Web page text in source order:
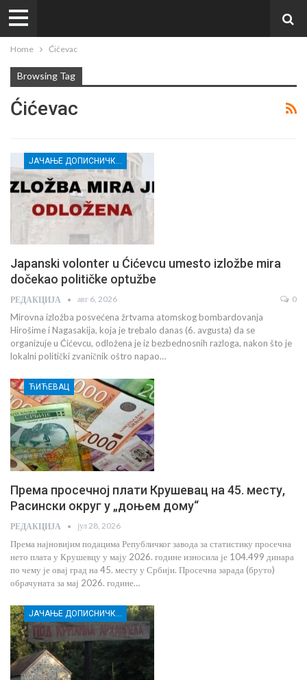
Home Ćićevac
Browsing Tag
Ćićevac
ЈАЧАЊЕ ДОПИСНИЧКЕ МРЕЖЕ НЕЗАВИСНИХ МЕДИЈА У РАСИНСКОМ ОКРУГУ
Japanski volonter u Ćićevcu umesto izložbe mira
dočekao političke optužbe
РЕДАКЦИЈА авг 6, 2026 0
Mirovna izložba posvećena žrtvama atomskog bombardovanja
Hirošime i Nagasakija, koja je trebalo danas (6. avgusta) da se
organizuje u Ćićevcu, odložena je iz bezbednosnih razloga, nakon što je
lokalni politički zvaničnik oštro napao…
ЋИЋЕВАЦ
Према просечној плати Крушевац на 45. месту,
Расински округ у „доњем дому“
РЕДАКЦИЈА јул 28, 2026
Према најновијим подацима Републичког завода за статистику просечна
нето плата у Крушевцу у мају 2026. године износила је 104.499 динара
по чему је овај град на 45. месту у Србији. Просечна зарада (бруто)
обрачуната за мај 2026. године…